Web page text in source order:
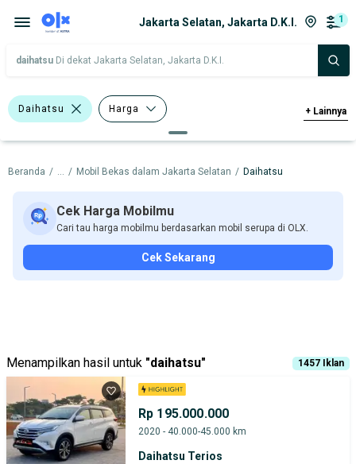
Jakarta Selatan, Jakarta D.K.I. 1
daihatsu Di dekat Jakarta Selatan, Jakarta D.K.I.
Daihatsu Harga
Merek Dan Model Tahun
Tipe Bodi Tipe Membership
+ Lainnya
Beranda / ... / Mobil Bekas dalam Jakarta Selatan / Daihatsu
Cek Harga Mobilmu
Cari tau harga mobilmu berdasarkan mobil serupa di OLX.
Cek Sekarang
Menampilkan hasil untuk "daihatsu" 1457 Iklan
Rp 195.000.000
2020 - 40.000-45.000 km
Daihatsu Terios